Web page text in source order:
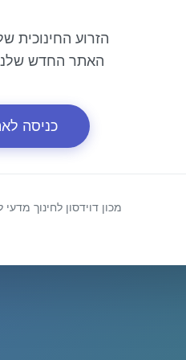
הזרוע החינוכית
האתר החדש
כניסה
מכון דוידסון לחינוך